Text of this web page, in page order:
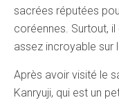
sacrées réputées
coréennes. Surtout,
assez incroyable sur
Après avoir visité le
Kanryuji, qui est un